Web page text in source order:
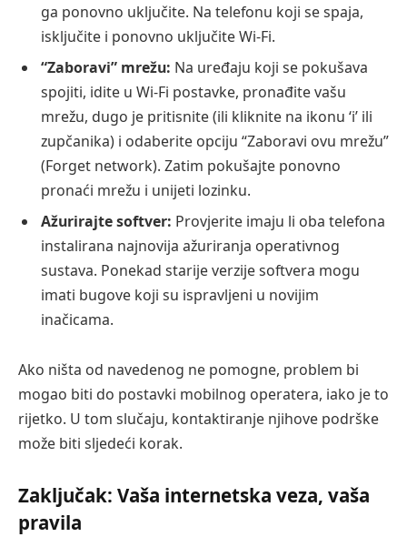
ga ponovno uključite. Na telefonu koji se spaja,
isključite i ponovno uključite Wi-Fi.
“Zaboravi” mrežu: Na uređaju koji se pokušava
spojiti, idite u Wi-Fi postavke, pronađite vašu
mrežu, dugo je pritisnite (ili kliknite na ikonu ‘i’ ili
zupčanika) i odaberite opciju “Zaboravi ovu mrežu”
(Forget network). Zatim pokušajte ponovno
pronaći mrežu i unijeti lozinku.
Ažurirajte softver: Provjerite imaju li oba telefona
instalirana najnovija ažuriranja operativnog
sustava. Ponekad starije verzije softvera mogu
imati bugove koji su ispravljeni u novijim
inačicama.
Ako ništa od navedenog ne pomogne, problem bi
mogao biti do postavki mobilnog operatera, iako je to
rijetko. U tom slučaju, kontaktiranje njihove podrške
može biti sljedeći korak.
Zaključak: Vaša internetska veza, vaša
pravila